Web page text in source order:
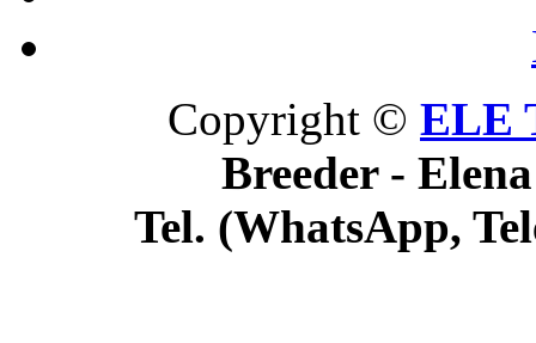
Copyright © ELE
Breeder -
Tel. (WhatsApp,